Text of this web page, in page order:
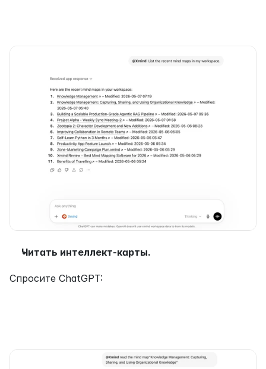
Читать интеллект-карты.
Спросите ChatGPT: